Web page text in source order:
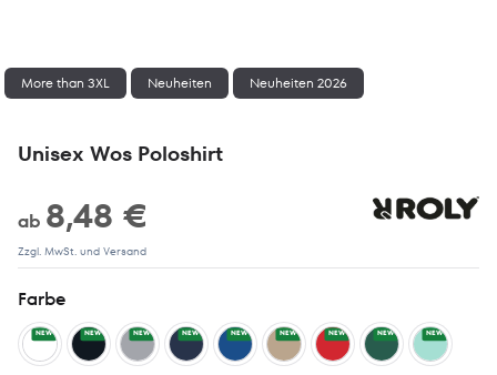
More than 3XL Neuheiten Neuheiten 2026
Unisex Wos Poloshirt
ab 8,48 €
Zzgl. MwSt. und Versand
Farbe
NEW NEW NEW NEW NEW NEW NEW NEW NEW